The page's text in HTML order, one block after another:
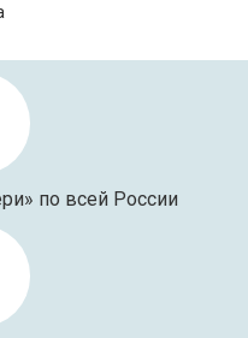
по всей России